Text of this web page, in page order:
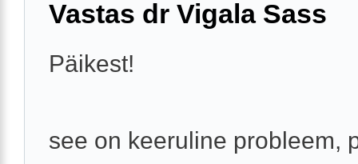
Vastas dr Vigala Sass
Päikest!
see on keeruline probleem,